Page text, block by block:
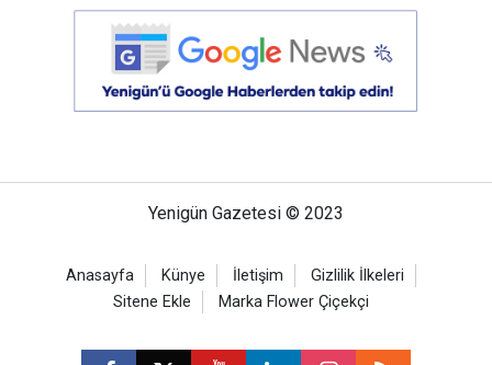
Yenigün Gazetesi © 2023
Anasayfa Künye İletişim
Gizlilik İlkeleri
Sitene Ekle
Marka Flower Çiçekçi